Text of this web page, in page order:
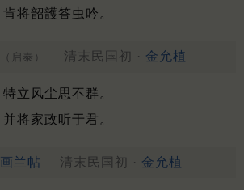
将韶頀答虫吟。
（启泰） 清末民国初 · 金允植
立风尘思不群。
将家政听于君。
兰帖 清末民国初 · 金允植